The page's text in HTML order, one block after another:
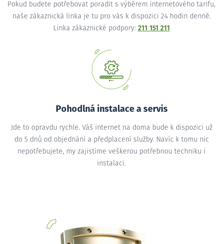
Pokud budete potřebovat poradit s výběrem internetového tarifu,
naše zákaznická linka je tu pro vás k dispozici 24 hodin denně.
Linka zákaznické podpory: 211 151 211
Pohodlná instalace a servis
Jde to opravdu rychle. Váš internet na doma bude k dispozici už
do 5 dnů od objednání a předplacení služby. Navíc k tomu nic
nepotřebujete, my zajistíme veškerou potřebnou techniku i
instalaci.